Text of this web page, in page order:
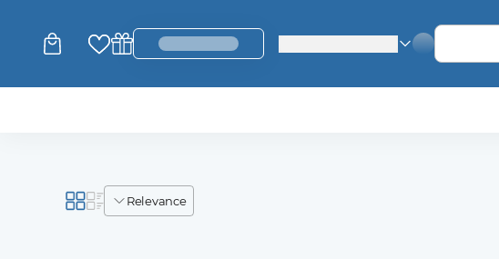
login_register
relevance